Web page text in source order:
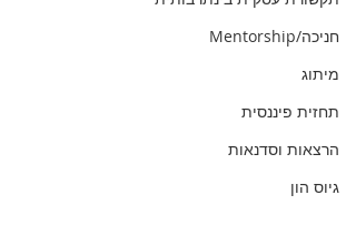
חניכה/Mentorship
מיתוג
תחזית פיננסית
הרצאות וסדנאות
גיוס הון